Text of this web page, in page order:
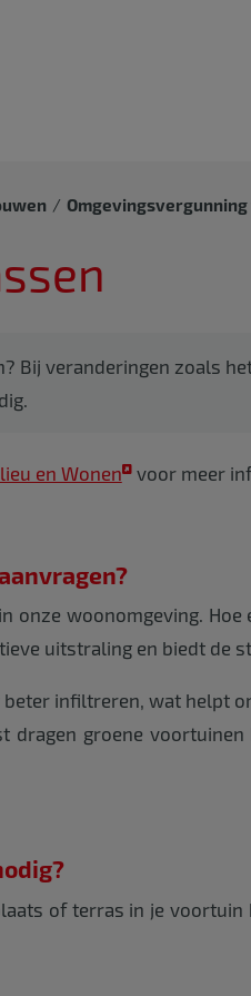
Bij veranderingen zoals
en Wonen voor meer
onze woonomgeving.
uitstraling en biedt de
infiltreren, wat helpt
dragen groene
of terras in je